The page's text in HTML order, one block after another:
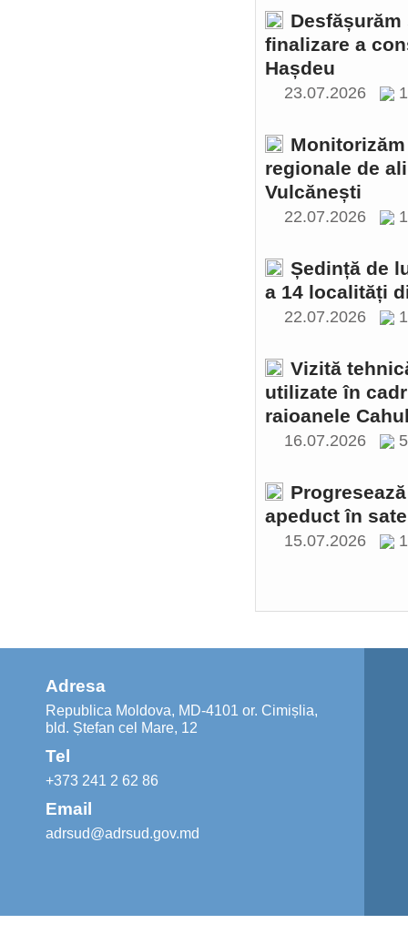
finalizare a
Hașdeu
23.07.2026
regionale de
Vulcănești
22.07.2026
Ședință de
a 14 localități
22.07.2026
Vizită
utilizate în
raioanele
16.07.2026
apeduct în
15.07.2026
Adresa
Republica Moldova, MD-4101 or. Cimișlia,
bld. Ștefan cel Mare, 12
Tel
+373 241 2 62 86
Email
adrsud@adrsud.gov.md